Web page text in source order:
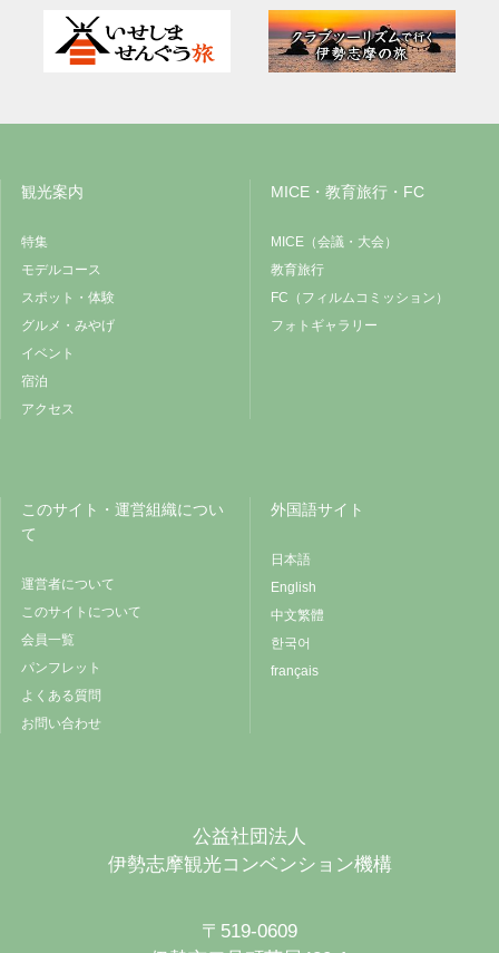
観光案内
特集
モデルコース
スポット・体験
グルメ・みやげ
イベント
宿泊
アクセス
MICE・教育旅行・FC
MICE（会議・大会）
教育旅行
FC（フィルムコミッション）
フォトギャラリー
このサイト・運営組織につい
て
運営者について
このサイトについて
会員一覧
パンフレット
よくある質問
お問い合わせ
外国語サイト
日本語
English
中文繁體
한국어
français
公益社団法人
伊勢志摩観光コンベンション機構
〒519-0609